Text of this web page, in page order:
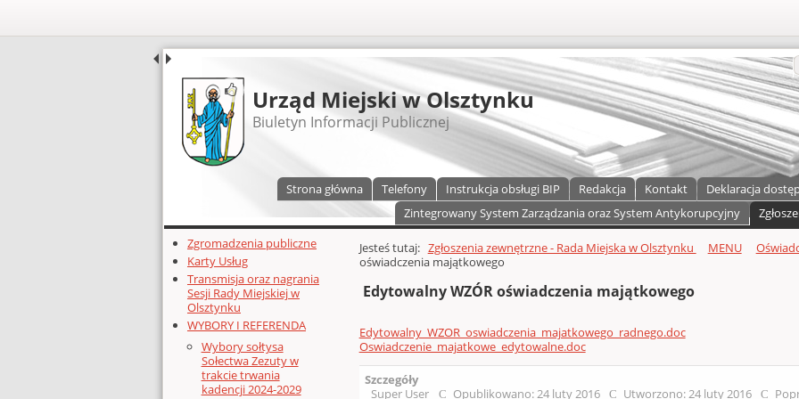
UDOSTĘPNIJ
Urząd Miejski w Olsztynku
Biuletyn Informacji Publicznej
Strona główna Telefony Instrukcja obsługi BIP Redakcja Kontakt Deklaracja
Zintegrowany System Zarządzania oraz System Antykorupcyjny
Dodatkowe zasoby (lewa kolumna)
Zgromadzenia publiczne
Karty Usług
Transmisja oraz nagrania
Sesji Rady Miejskiej w
Olsztynku
WYBORY I REFERENDA
Wybory sołtysa
Sołectwa Zezuty w
trakcie trwania
kadencji 2024-2029
Głównej zawartości
Jesteś tutaj: Zgłoszenia zewnętrzne - Rada Miejska w Olsztynku MENU
oświadczenia majątkowego
Edytowalny WZÓR oświadczenia majątkowego
Edytowalny_WZOR_oswiadczenia_majatkowego_radnego.doc
Oswiadczenie_majatkowe_edytowalne.doc
Szczegóły
Super User
Opublikowano: 24 luty 2016 Utworzono: 24 luty 2016